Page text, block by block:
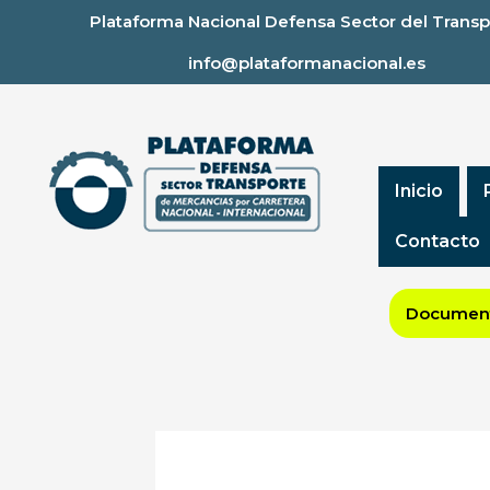
Plataforma Nacional Defensa Sector del
info@plataformanacional.es
Inicio
Contacto